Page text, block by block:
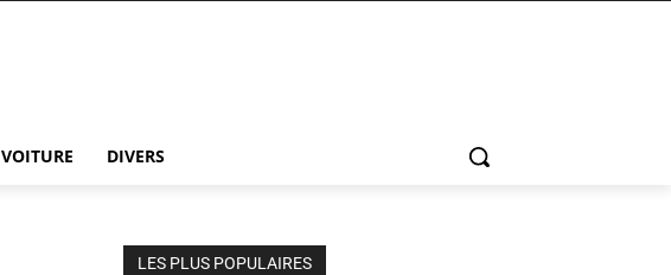
VOITURE DIVERS
LES PLUS POPULAIRES